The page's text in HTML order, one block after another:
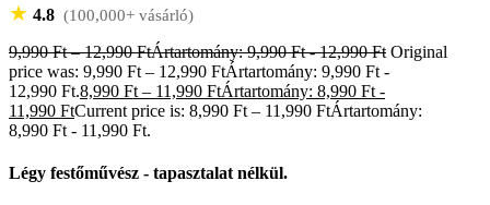
★ 4.8 (100,000+ vásárló)
9,990Ft – 12,990FtÁrtartomány: 9,990 Ft - 12,990 Ft Original
price was: 9,990 Ft – 12,990 FtÁrtartomány: 9,990 Ft -
12,990 Ft.8,990 Ft – 11,990 FtÁrtartomány: 8,990 Ft -
11,990 FtCurrent price is: 8,990 Ft – 11,990 FtÁrtartomány:
8,990 Ft - 11,990 Ft.
Légy festőművész - tapasztalat nélkül.